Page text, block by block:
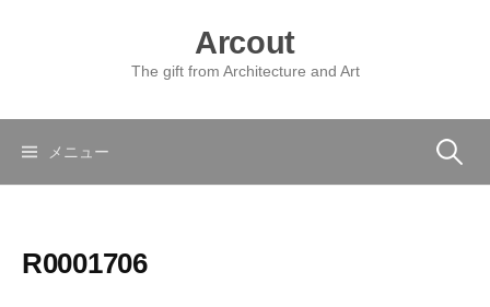
ツ
Arcout
The gift from Architecture and Art
メニュー 検
R0001706